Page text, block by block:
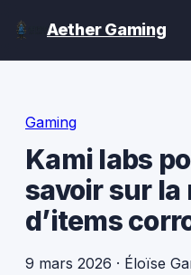
Aether Gaming
Gaming
Kami labs
savoir sur la
d’items
9 mars 2026 · Éloïse